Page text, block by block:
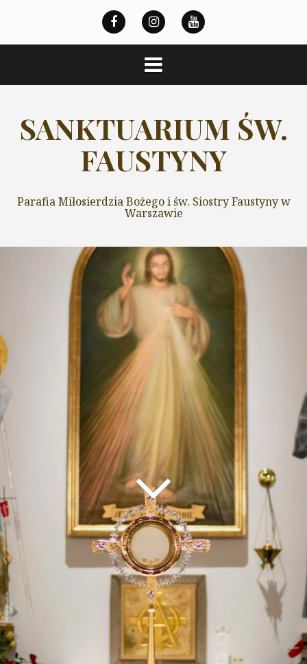
treści
SANKTUARIUM ŚW.
FAUSTYNY
Parafia Miłosierdzia Bożego i św. Siostry Faustyny w
Warszawie